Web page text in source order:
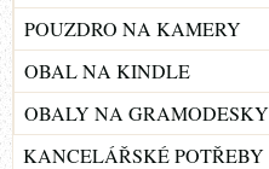
POUZDRO NA KAMERY
OBAL NA KINDLE
OBALY NA GRAMODESKY
KANCELÁŘSKÉ POTŘEBY